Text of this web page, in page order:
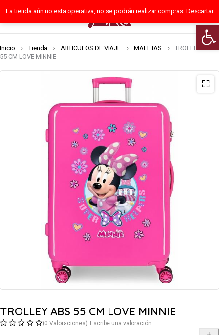
La tienda aún no esta operativa, no se podrán realizar compras. Descartar
0
Inicio Tienda ARTICULOS DE VIAJE MALETAS
TROLLEY ABS
55 CM LOVE MINNIE
TROLLEY ABS 55 CM LOVE MINNIE
(0 Valoraciones) Escribe una valoración